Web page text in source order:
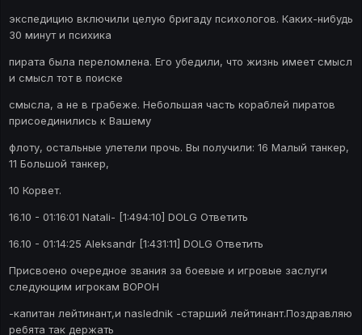
экспедицию включили целую бригаду психологов. Каких-нибудь
30 минут и психика
пирата была переломлена. Его убедили, что жизнь имеет смысл
и смысл тот в поиске
смысла, а не в грабеже. Небольшая часть кораблей пиратов
присоединились к Вашему
флоту, остальные улетели прочь. Вы получили: 16 Малый танкер,
11 Большой танкер,
10 Корвет.
16.10 - 01:16:01 Natali- [1:494:10] DOLG Ответить
16.10 - 01:14:25 Aleksandr [1:431:11] DOLG Ответить
Присвоено очередное звания за боевые и игровые заслуги
следующим игрокам ВОРОН
-капитан лейтинант,и naslednik -старший лейтинант.Поздравляю
ребята так держать